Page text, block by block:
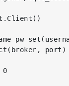
port)
0